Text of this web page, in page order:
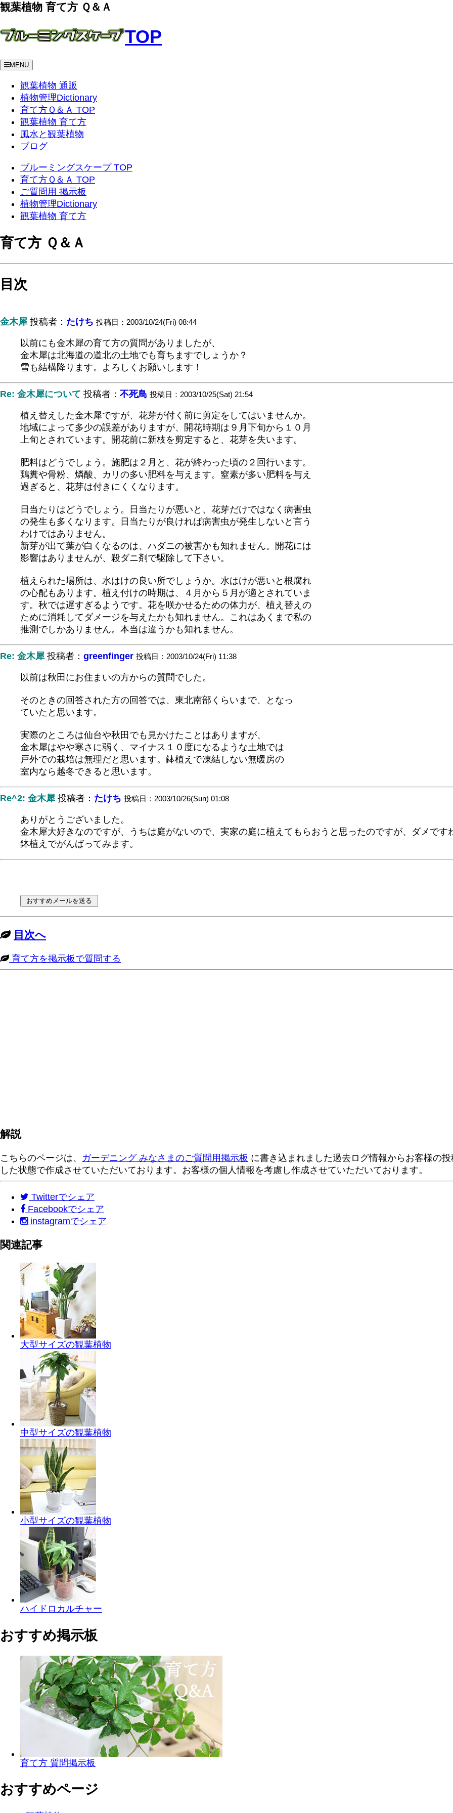
観葉植物 育て方 Ｑ＆Ａ
TOP
MENU
観葉植物 通販
植物管理Dictionary
育て方Ｑ＆Ａ TOP
観葉植物 育て方
風水と観葉植物
ブログ
ブルーミングスケープ TOP
育て方Ｑ＆Ａ TOP
ご質問用 掲示板
植物管理Dictionary
観葉植物 育て方
育て方 Ｑ＆Ａ
目次
金木犀 投稿者： たけち 投稿日：2003/10/24(Fri) 08:44
以前にも金木犀の育て方の質問がありましたが、
金木犀は北海道の道北の土地でも育ちますでしょうか？
雪も結構降ります。よろしくお願いします！
Re: 金木犀について 投稿者： 不死鳥 投稿日：2003/10/25(Sat) 21:54
植え替えした金木犀ですが、花芽が付く前に剪定をしてはいませんか。
地域によって多少の誤差がありますが、開花時期は９月下旬から１０月
上旬とされています。開花前に新枝を剪定すると、花芽を失います。
肥料はどうでしょう。施肥は２月と、花が終わった頃の２回行います。
鶏糞や骨粉、燐酸、カリの多い肥料を与えます。窒素が多い肥料を与え
過ぎると、花芽は付きにくくなります。
日当たりはどうでしょう。日当たりが悪いと、花芽だけではなく病害虫
の発生も多くなります。日当たりが良ければ病害虫が発生しないと言う
わけではありません。
新芽が出て葉が白くなるのは、ハダニの被害かも知れません。開花には
影響はありませんが、殺ダニ剤で駆除して下さい。
植えられた場所は、水はけの良い所でしょうか。水はけが悪いと根腐れ
の心配もあります。植え付けの時期は、４月から５月が適とされていま
す。秋では遅すぎるようです。花を咲かせるための体力が、植え替えの
ために消耗してダメージを与えたかも知れません。これはあくまで私の
推測でしかありません。本当は違うかも知れません。
Re: 金木犀 投稿者： greenfinger 投稿日：2003/10/24(Fri) 11:38
以前は秋田にお住まいの方からの質問でした。
そのときの回答された方の回答では、東北南部くらいまで、となっ
ていたと思います。
実際のところは仙台や秋田でも見かけたことはありますが、
金木犀はやや寒さに弱く、マイナス１０度になるような土地では
戸外での栽培は無理だと思います。鉢植えで凍結しない無暖房の
室内なら越冬できると思います。
Re^2: 金木犀 投稿者： たけち 投稿日：2003/10/26(Sun) 01:08
ありがとうございました。
金木犀大好きなのですが、うちは庭がないので、実家の庭に植えてもらおうと思ったのですが、ダメです
鉢植えでがんばってみます。
目次へ
育て方を掲示板で質問する
解説
こちらのページは、 ガーデニング みなさまのご質問用掲示板 に書き込まれました過去ログ情報からお客様の
した状態で作成させていただいております。お客様の個人情報を考慮し作成させていただいております。
Twitterでシェア
Facebookでシェア
instagramでシェア
関連記事
大型サイズの観葉植物
中型サイズの観葉植物
小型サイズの観葉植物
ハイドロカルチャー
おすすめ掲示板
育て方 質問掲示板
おすすめページ